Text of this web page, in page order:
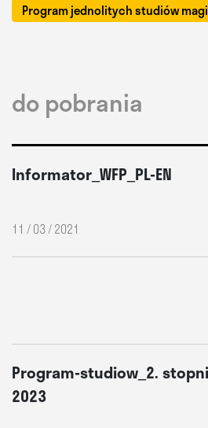
Program jednolitych studiów
do pobrania
Informator_WFP_PL-EN
11 / 03 / 2021
Program-studiow_2.
2023